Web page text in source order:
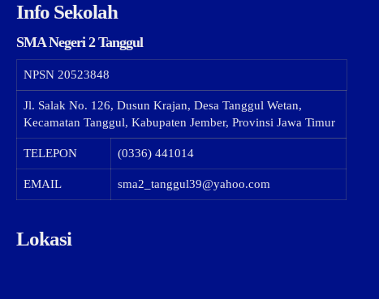
Info Sekolah
SMA Negeri 2 Tanggul
NPSN 20523848
Jl. Salak No. 126, Dusun Krajan, Desa Tanggul Wetan,
Kecamatan Tanggul, Kabupaten Jember, Provinsi Jawa Timur
TELEPON (0336) 441014
EMAIL sma2_tanggul39@yahoo.com
Lokasi